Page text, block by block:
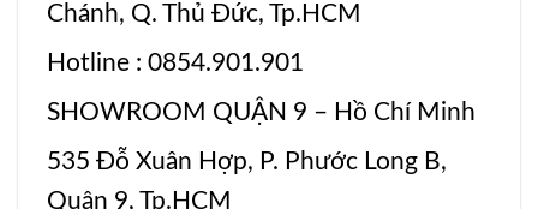
Chánh, Q. Thủ Đức, Tp.HCM
Hotline : 0854.901.901
SHOWROOM QUẬN 9 – Hồ Chí Minh
535 Đỗ Xuân Hợp, P. Phước Long B,
Quận 9, Tp.HCM